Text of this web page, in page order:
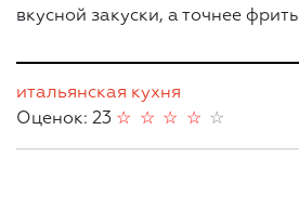
вкусной закуски, а точнее
итальянская кухня
Оценок: 23
☆
☆
☆
☆
☆